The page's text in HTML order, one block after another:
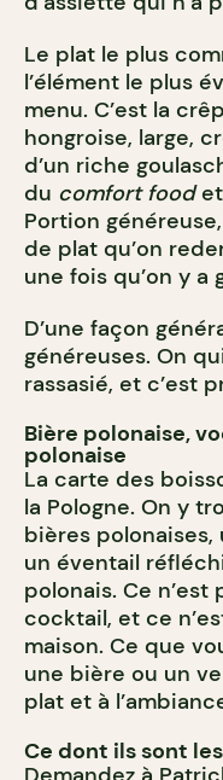
Le plat le plus
l’élément le plus
menu. C’est la
hongroise, large,
d’un riche
du comfort foodet
Portion
de plat qu’on
une fois qu’on y a
D’une façon
généreuses. On
rassasié, et c’est
Bière polonaise,
polonaise
La carte des
la Pologne. On y
bières
un éventail
polonais. Ce
cocktail, et ce
maison. Ce que
une bière ou un
plat et à
Ce dont ils sont